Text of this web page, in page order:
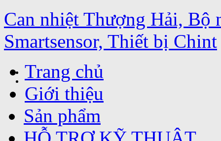
Can nhiệt Thượng Hải, Bộ
Smartsensor, Thiết bị Chint
Trang chủ
Giới thiệu
Sản phẩm